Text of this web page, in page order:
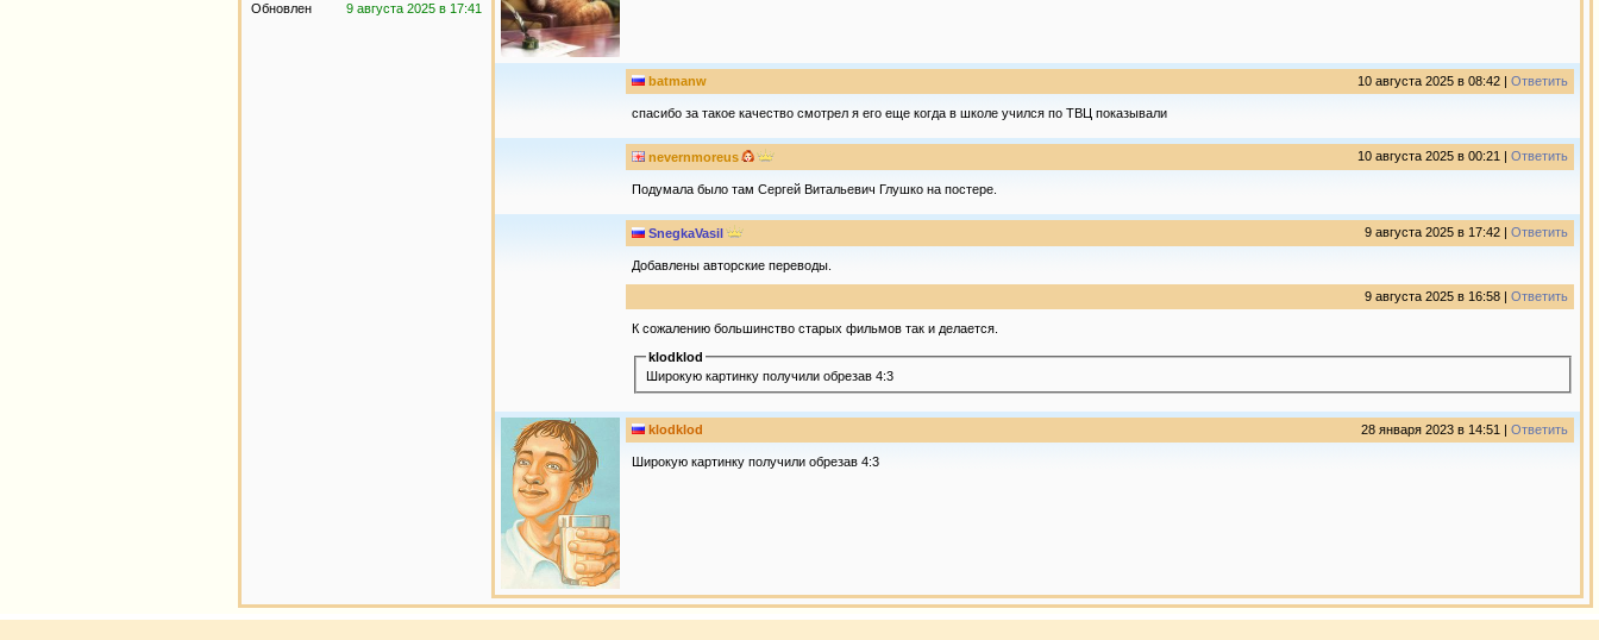
Обновлен
9 августа 2025 в 17:41
batmanw 10 августа 2025 в 08:42 | Ответить
спасибо за такое качество смотрел я его еще когда в школе учился по ТВЦ показывали
nevernmoreus 10 августа 2025 в 00:21 | Ответить
Подумала было там Сергей Витальевич Глушко на постере.
SnegkaVasil 9 августа 2025 в 17:42 | Ответить
Добавлены авторские переводы.
9 августа 2025 в 16:58 | Ответить
К сожалению большинство старых фильмов так и делается.
klodklod
Широкую картинку получили обрезав 4:3
klodklod 28 января 2023 в 14:51 | Ответить
Широкую картинку получили обрезав 4:3